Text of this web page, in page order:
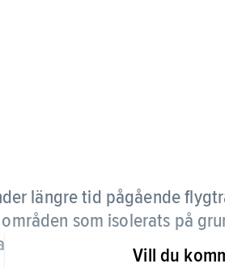
längre tid pågående
som isolerats på
Vill du